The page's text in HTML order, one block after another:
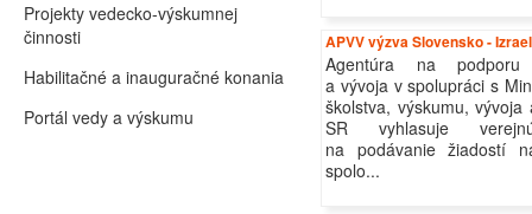
APVV výzva Slovensko -
Agentúra na podporu
a vývoja v spolupráci s
školstva, výskumu, vývoja
SR vyhlasuje
na podávanie žiadostí
spolo...
Projekty vedecko-výskumnej
činnosti
Habilitačné a inauguračné konania
Portál vedy a výskumu